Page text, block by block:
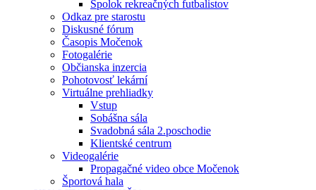
Spolok rekreačných futbalistov
Odkaz pre starostu
Diskusné fórum
Časopis Močenok
Fotogalérie
Občianska inzercia
Pohotovosť lekární
Virtuálne prehliadky
Vstup
Sobášna sála
Svadobná sála 2.poschodie
Klientské centrum
Videogalérie
Propagačné video obce Močenok
Športová hala